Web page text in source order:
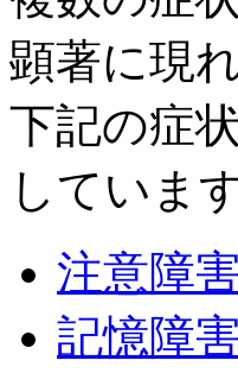
顕著に現
下記の症
しています
注意障
記憶障